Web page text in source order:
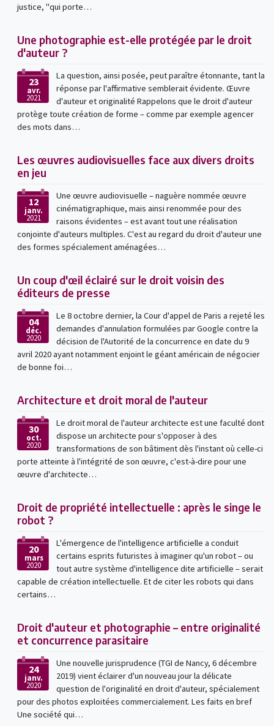
justice, "qui porte…
Une photographie est-elle protégée par le droit
d'auteur ?
23
avr.
2021
La question, ainsi posée, peut paraître étonnante, tant la
réponse par l'affirmative semblerait évidente. Œuvre
d'auteur et originalité Rappelons que le droit d'auteur
protège toute création de forme – comme par exemple agencer
des mots dans…
Les œuvres audiovisuelles face aux divers droits
en jeu
12
janv.
2021
Une œuvre audiovisuelle – naguère nommée œuvre
cinématigraphique, mais ainsi renommée pour des
raisons évidentes – est avant tout une réalisation
conjointe d'auteurs multiples. C'est au regard du droit d'auteur une
des formes spécialement aménagées…
Un coup d'œil éclairé sur le droit voisin des
éditeurs de presse
04
déc.
2020
Le 8 octobre dernier, la Cour d'appel de Paris a rejeté les
demandes d'annulation formulées par Google contre la
décision de l'Autorité de la concurrence en date du 9
avril 2020 ayant notamment enjoint le géant américain de négocier
de bonne foi…
Architecture et droit moral de l'auteur
30
oct.
2020
Le droit moral de l'auteur architecte est une faculté dont
dispose un architecte pour s'opposer à des
transformations de son bâtiment dès l'instant où celle-ci
porte atteinte à l'intégrité de son œuvre, c'est-à-dire pour une
œuvre d'architecte…
Droit de propriété intellectuelle : après le singe le
robot ?
20
mars
2020
L'émergence de l'intelligence artificielle a conduit
certains esprits futuristes à imaginer qu'un robot – ou
tout autre système d'intelligence dite artificielle – serait
capable de création intellectuelle. Et de citer les robots qui dans
certains…
Droit d'auteur et photographie – entre originalité
et concurrence parasitaire
24
janv.
2020
Une nouvelle jurisprudence (TGI de Nancy, 6 décembre
2019) vient éclairer d'un nouveau jour la délicate
question de l'originalité en droit d'auteur, spécialement
pour des photos exploitées commercialement. Les faits en bref
Une société qui…